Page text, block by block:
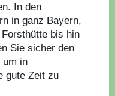
In den
in ganz Bayern,
bis hin
Sie sicher den
um in
gute Zeit zu